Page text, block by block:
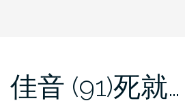
佳音 (91)死就…